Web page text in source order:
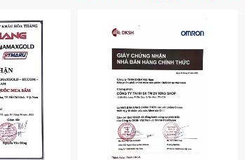
đá lớn để sử dụng liên tục khi cần.